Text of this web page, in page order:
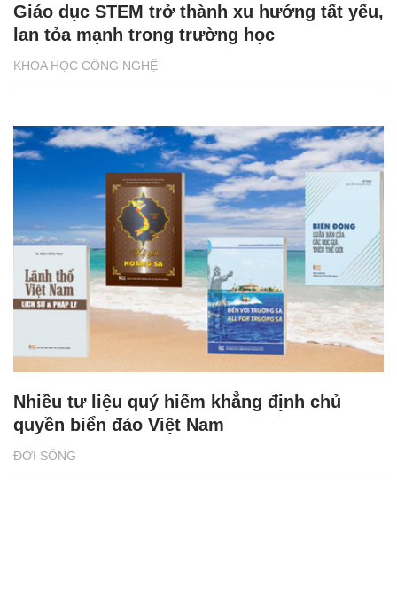
KHOA HỌC CÔNG NGHỆ
Giáo dục STEM trở thành xu hướng tất yếu,
lan tỏa mạnh trong trường học
ĐỜI SỐNG
Nhiều tư liệu quý hiếm khẳng định chủ
quyền biển đảo Việt Nam